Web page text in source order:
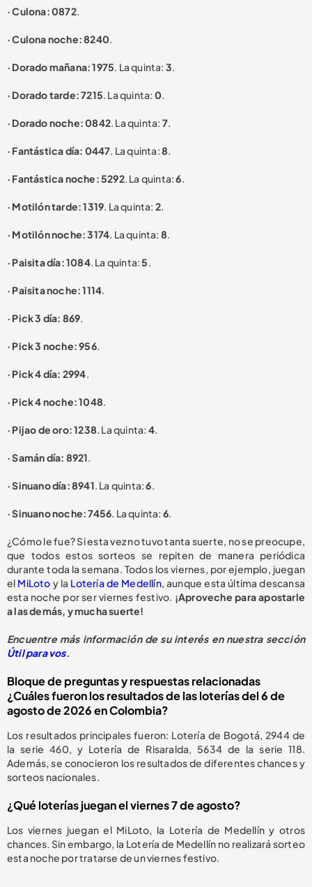
· Culona: 0872.
· Culona noche: 8240.
· Dorado mañana: 1975. La quinta: 3.
· Dorado tarde: 7215. La quinta: 0.
· Dorado noche: 0842. La quinta: 7.
· Fantástica día: 0447. La quinta:8.
· Fantástica noche: 5292. La quinta:6.
· Motilón tarde: 1319. La quinta: 2.
· Motilón noche: 3174. La quinta: 8.
· Paisita día: 1084. La quinta:5.
· Paisita noche: 1114.
· Pick 3 día: 869.
· Pick 3 noche: 956.
· Pick 4 día: 2994.
· Pick 4 noche: 1048.
· Pijao de oro: 1238. La quinta: 4.
· Samán día: 8921.
· Sinuano día: 8941. La quinta:6.
· Sinuano noche: 7456. La quinta: 6.
¿Cómo le fue? Si esta vez no tuvo tanta suerte, no se preocupe,
que todos estos sorteos se repiten de manera periódica
durante toda la semana. Todos los viernes, por ejemplo, juegan
el MiLoto y la Lotería de Medellín, aunque esta última descansa
esta noche por ser viernes festivo. ¡Aproveche para apostarle
a las demás, y mucha suerte!
Encuentre más información de su interés en nuestra sección
Útil para vos.
Bloque de preguntas y respuestas relacionadas
¿Cuáles fueron los resultados de las loterías del 6 de
agosto de 2026 en Colombia?
Los resultados principales fueron: Lotería de Bogotá, 2944 de
la serie 460, y Lotería de Risaralda, 5634 de la serie 118.
Además, se conocieron los resultados de diferentes chances y
sorteos nacionales.
¿Qué loterías juegan el viernes 7 de agosto?
Los viernes juegan el MiLoto, la Lotería de Medellín y otros
chances. Sin embargo, la Lotería de Medellín no realizará sorteo
esta noche por tratarse de un viernes festivo.